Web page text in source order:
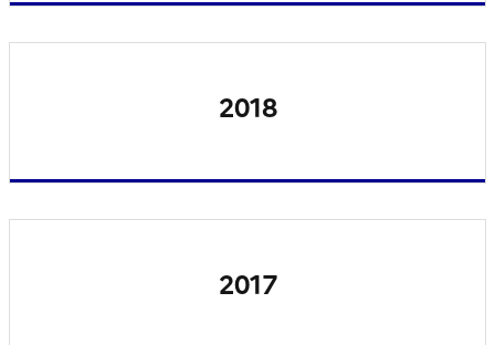
2018
2017